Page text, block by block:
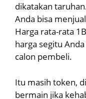
dikatakan
Anda bisa
Harga rata-rata
harga segitu
calon pembeli.
Itu masih token,
bermain jika